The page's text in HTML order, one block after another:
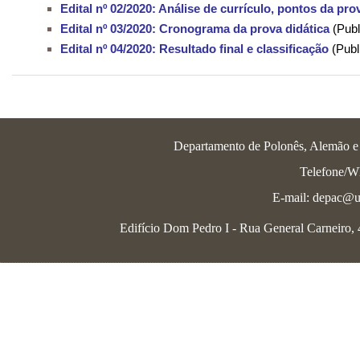
Edital nº 02/2020: Análise de currículo, pontos da
Edital nº 03/2020: Cronograma da prova didática
Edital nº 04/2020: Resultado final e classificação
Departamento de Polonês, Alemão
Telefone/
E-mail:
Edifício Dom Pedro I - Rua General Carneiro,